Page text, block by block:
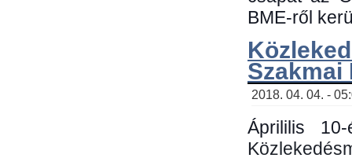
BME-ről
Szakmai
2018. 04. 04. -
Áprililis